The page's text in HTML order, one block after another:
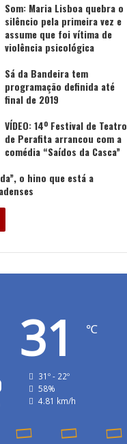
Som: Maria Lisboa quebra o
silêncio pela primeira vez e
assume que foi vítima de
violência psicológica
Sá da Bandeira tem
programação definida até
final de 2019
VÍDEO: 14º Festival de Teatro
de Perafita arrancou com a
comédia “Saídos da Casca”
o hino que está a
31 ℃
31º - 22º
58%
4.81 km/h